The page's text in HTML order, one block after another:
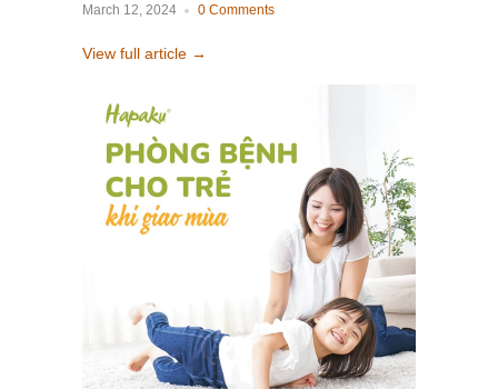
March 12, 2024 0 Comments
View full article →